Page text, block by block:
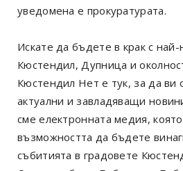
уведомена е прокуратурата.
Искате да бъдете в крак с
Кюстендил, Дупница и
Кюстендил Нет е тук, за да ви
актуални и завладяващи
сме електронната медия,
възможността да бъдете
събитията в градовете